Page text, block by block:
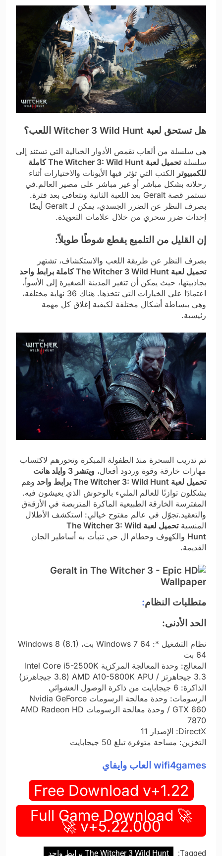
هل تستحق لعبة Witcher 3 Wild Hunt اللعب؟
هي سلسلة من ألعاب تقمص الأدوار الخيالية التي تستند إلى
سلسلة
تحميل لعبة The Witcher 3: Wild Hunt كاملة
للكمبيوتر الكتب التي تؤثر فيها الأيونات والاختيارات أثناء
رحلاته بشكل مباشر أو غير مباشر على مصير العالم.في
تستمر قصة Geralt بعد اللعبة الثانية وتتعافى بعد فترة.
بصرف النظر عن الضرر الجسدي، يمكن لـ Geralt أيضًا
إحداث ضرر سحري من خلال علامات التعويذة.
إن القليل من التلميع يقطع شوطًا طويلاً:
بصرف النظر عن طريقة اللعب والاستكشاف، تشتهر
تحميل لعبة The Witcher 3 Wild Hunt كاملة برابط واحد
بجاذبيتها، حيث يمكن أن تتغير المدينة الصغيرة إلى الأسوأ،
اعتمادًا على الخيارات التي تتخذها. هناك 36 نهاية مختلفة،
وهي ببساطة أشكال مختلفة لكيفية إغلاق كل مهمة
رئيسية.
تم تدريب السحرة منذ الطفولة المبكرة وتحورهم لاكتساب
مهارات خارقة وقوة وردود أفعال، ويتشر 3 وايلد هانت
تحميل لعبة The Witcher 3: Wild Hunt برابط واحد
وهم
يشكلون توازنًا للعالم المليء بالوحوش الذي يعيشون فيه.
المفترسة الخارقة الطبيعية الماكرة المتربصة في الأزقةق
والتعقيد.تجوّل في عالم مفتوح خيالي: استكشف الأطلال
المنسية
تحميل لعبة The Witcher 3: Wild
Hunt والكهوف وحطام ال حي تنبأت به أساطير الجان
القديمة.
متطلبات النظام:
الحد الأدنى:
نظام التشغيل *: Windows 7 64 بت، Windows 8 (8.1)
64 بت
المعالج: وحدة المعالجة المركزية Intel Core i5-2500K
3.3 جيجاهرتز / AMD A10-5800K APU (3.8 جيجاهرتز)
الذاكرة: 6 جيجابايت من ذاكرة الوصول العشوائي
الرسومات: وحدة معالجة الرسومات Nvidia GeForce
GTX 660 / وحدة معالجة الرسومات AMD Radeon HD
7870
DirectX: الإصدار 11
التخزين: مساحة متوفرة تبلغ 50 جيجابايت
wifi4games العاب وايفاي
Free Download v+1.22
🚀 Full Game Download
v+5.22.000 🚀
Tagged: The Witcher 3 Wild Hunt برابط واحد